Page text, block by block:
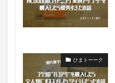
ひまトーーク